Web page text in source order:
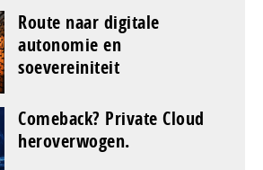
Route naar digitale
autonomie en
soevereiniteit
Comeback? Private Cloud
heroverwogen.